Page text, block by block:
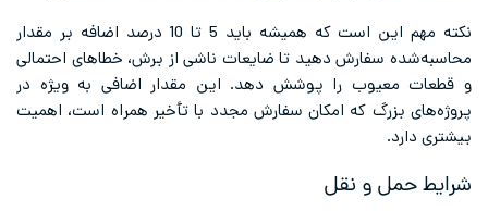
نکته مهم این است که همیشه باید 5 تا 10 درصد اضافه بر مقدار
محاسبه‌شده سفارش دهید تا ضایعات ناشی از برش، خطاهای احتمالی
و قطعات معیوب را پوشش دهد. این مقدار اضافی به ویژه در
پروژه‌های بزرگ که امکان سفارش مجدد با تأخیر همراه است، اهمیت
بیشتری دارد.
شرایط حمل و نقل